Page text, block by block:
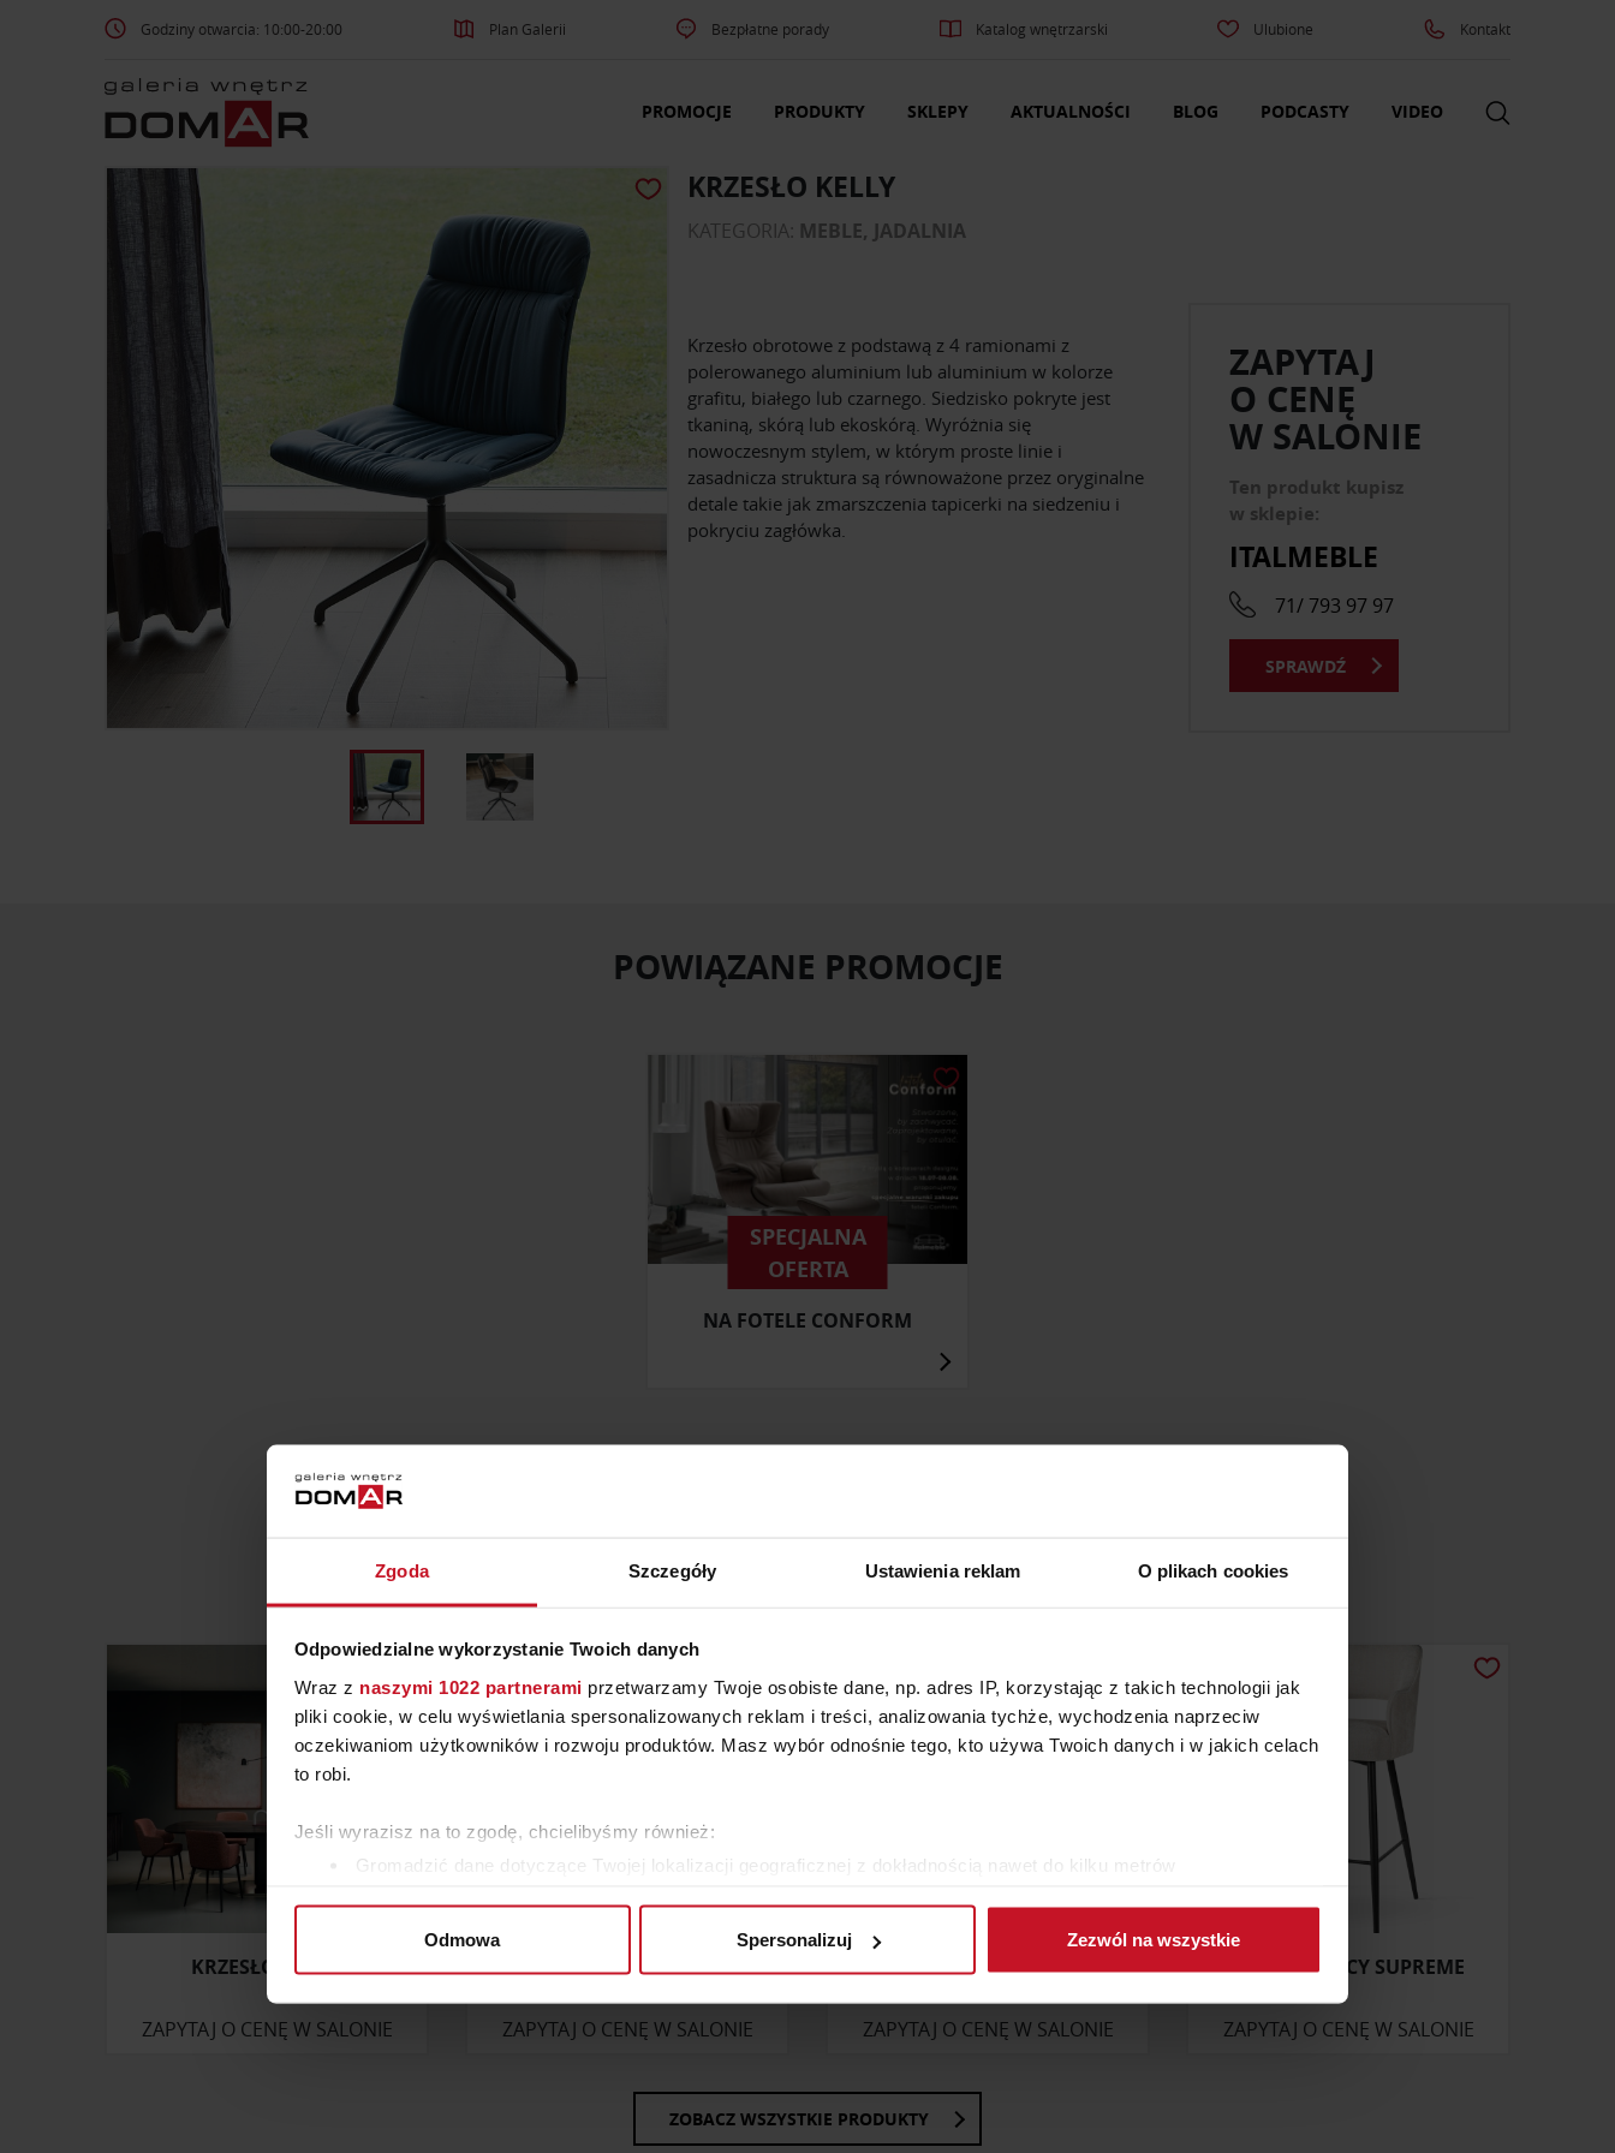
Zgoda Szczegóły Ustawienia reklam O plikach cookies
Odpowiedzialne wykorzystanie Twoich danych
Wraz z naszymi 1022 partnerami przetwarzamy Twoje osobiste dane, np. adres IP, korzystając z takich technologii jak
pliki cookie, w celu wyświetlania spersonalizowanych reklam i treści, analizowania tychże, wychodzenia naprzeciw
oczekiwaniom użytkowników i rozwoju produktów. Masz wybór odnośnie tego, kto używa Twoich danych i w jakich celach
to robi.
Jeśli wyrazisz na to zgodę, chcielibyśmy również:
Gromadzić dane dotyczące Twojej lokalizacji geograficznej z dokładnością nawet do kilku metrów
Dowiedz się więcej odnośnie tego, jak Twoje osobiste dane są przetwarzane oraz ustaw własne preferencje w
Wykorzystujemy pliki cookie do spersonalizowania treści i reklam, aby oferować funkcje społecznościowe i analizować
reklamowym i analitycznym. Partnerzy mogą połączyć te informacje z innymi danymi otrzymanymi od Ciebie lub
uzyskanymi podczas korzystania z ich usług.
Odmowa Spersonalizuj Zezwól na wszystkie
Godziny otwarcia: 10:00-20:00 Plan Galerii Bezpłatne porady Katalog wnętrzarski Ulubione Kontakt
PROMOCJE PRODUKTY SKLEPY AKTUALNOŚCI BLOG PODCASTY VIDEO
KRZESŁO KELLY
KATEGORIA: MEBLE, JADALNIA
Krzesło obrotowe z podstawą z 4 ramionami z
polerowanego aluminium lub aluminium w kolorze
grafitu, białego lub czarnego. Siedzisko pokryte jest
tkaniną, skórą lub ekoskórą. Wyróżnia się
nowoczesnym stylem, w którym proste linie i
zasadnicza struktura są równoważone przez oryginalne
detale takie jak zmarszczenia tapicerki na siedzeniu i
pokryciu zagłówka.
ZAPYTAJ
O CENĘ
W SALONIE
Ten produkt kupisz
w sklepie:
ITALMEBLE
71/ 793 97 97
SPRAWDŹ
POWIĄZANE PROMOCJE
SPECJALNA
OFERTA
NA FOTELE CONFORM
W KATEGORII: MEBLE, JADALNIA
KRZESŁO FOYER
ZAPYTAJ O CENĘ W SALONIE
JADALNIA LIMERA
ZAPYTAJ O CENĘ W SALONIE
STÓŁ GIANO
ZAPYTAJ O CENĘ W SALONIE
HOKER MERCY SUPREME
ZAPYTAJ O CENĘ W SALONIE
ZOBACZ WSZYSTKIE PRODUKTY